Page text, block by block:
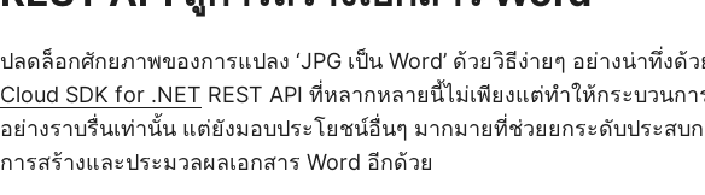
ปลดล็อกศักยภาพของการแปลง ‘JPG เป็น Word’ ด้วยวิธีง่ายๆ อย่างน่าทึ่งด้ว
Cloud SDK for .NET REST API ที่หลากหลายนี้ไม่เพียงแต่ทำให้กระบวนกา
อย่างราบรื่นเท่านั้น แต่ยังมอบประโยชน์อื่นๆ มากมายที่ช่วยยกระดับประสบ
การสร้างและประมวลผลเอกสาร Word อีกด้วย